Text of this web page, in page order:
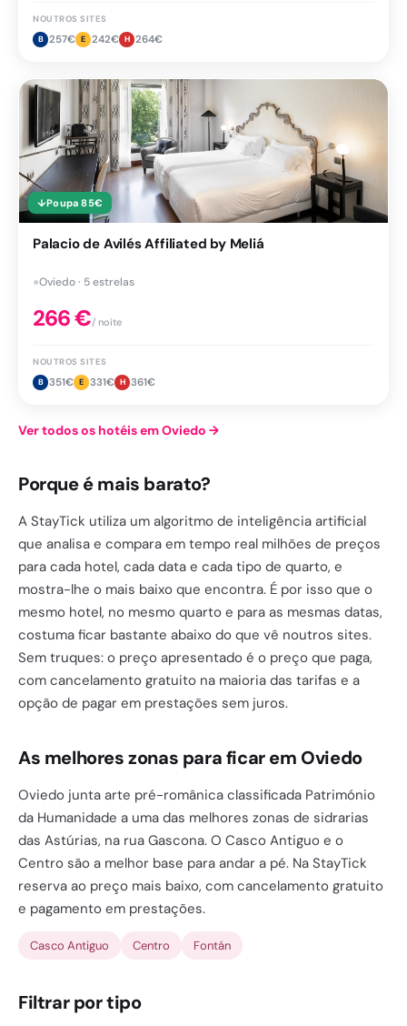
NOUTROS SITES
B 257€ E 242€ H 264€
↓Poupa 85€
Palacio de Avilés Affiliated by Meliá
●Oviedo · 5 estrelas
266€/ noite
NOUTROS SITES
B 351€ E 331€ H 361€
Ver todos os hotéis em Oviedo →
Porque é mais barato?
A StayTick utiliza um algoritmo de inteligência artificial
que analisa e compara em tempo real milhões de preços
para cada hotel, cada data e cada tipo de quarto, e
mostra-lhe o mais baixo que encontra. É por isso que o
mesmo hotel, no mesmo quarto e para as mesmas datas,
costuma ficar bastante abaixo do que vê noutros sites.
Sem truques: o preço apresentado é o preço que paga,
com cancelamento gratuito na maioria das tarifas e a
opção de pagar em prestações sem juros.
As melhores zonas para ficar em Oviedo
Oviedo junta arte pré-românica classificada Património
da Humanidade a uma das melhores zonas de sidrarias
das Astúrias, na rua Gascona. O Casco Antiguo e o
Centro são a melhor base para andar a pé. Na StayTick
reserva ao preço mais baixo, com cancelamento gratuito
e pagamento em prestações.
Casco Antiguo Centro Fontán
Filtrar por tipo